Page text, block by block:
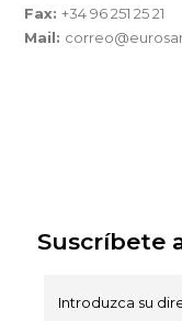
Fax:+34 96 251 25 21
Mail:
Suscríbete